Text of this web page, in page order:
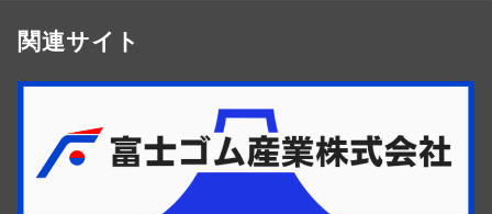
関連サイト